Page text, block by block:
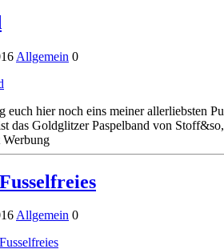
Allgemein 0
hier noch eins meiner allerliebsten
das Goldglitzer Paspelband von
Allgemein 0